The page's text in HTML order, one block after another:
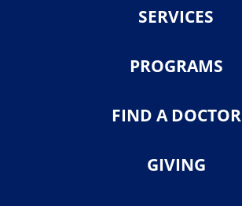
SERVICES
PROGRAMS
FIND A DOCTOR
GIVING